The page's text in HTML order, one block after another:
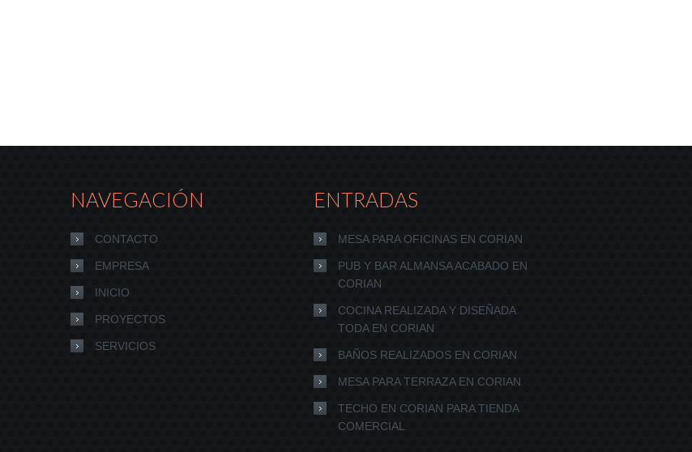
NAVEGACIÓN
CONTACTO
EMPRESA
INICIO
PROYECTOS
SERVICIOS
ENTRADAS
MESA PARA OFICINAS EN CORIAN
PUB Y BAR ALMANSA ACABADO EN
CORIAN
COCINA REALIZADA Y DISEÑADA
TODA EN CORIAN
BAÑOS REALIZADOS EN CORIAN
MESA PARA TERRAZA EN CORIAN
TECHO EN CORIAN PARA TIENDA
COMERCIAL